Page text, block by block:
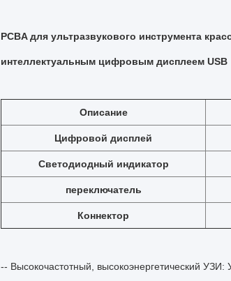
PCBA для ультразвукового инструмента
интеллектуальным цифровым дисплеем USB
Описание
Цифровой дисплей
Светодиодный индикатор
переключатель
Коннектор
-- Высокочастотный, высокоэнергетический